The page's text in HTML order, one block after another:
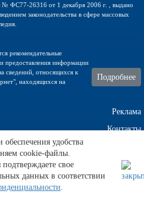
№ ФС77-26316 от 1 декабря 2006 г. , выдано
законодательства в сфере массовых
рекомендательные
предоставления информации
сведений, относящихся к
находящихся на
Подробнее
Реклама
Контакты
Техническа поддержка
удобства
cookie-файлы.
свое
данных в соответствии
.